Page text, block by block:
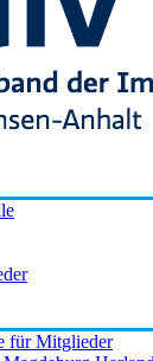
für Mitglieder